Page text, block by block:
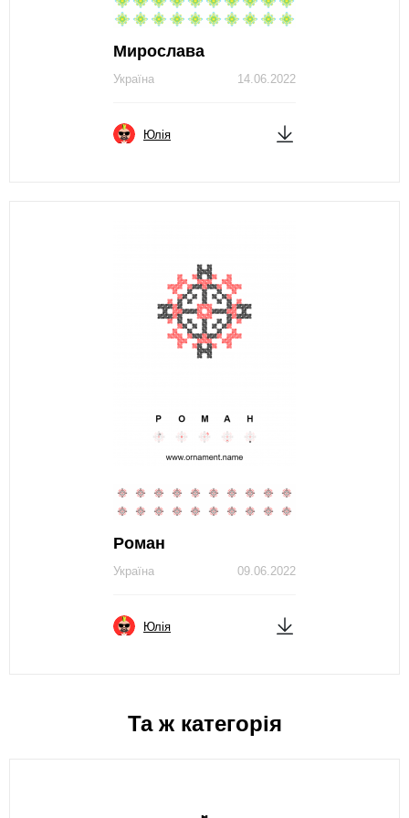
Мирослава
14.06.2022
Україна
Юлія
Роман
09.06.2022
Україна
Юлія
Та ж категорія